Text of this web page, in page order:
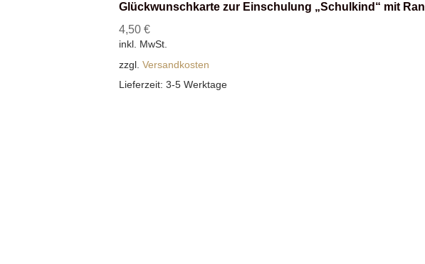
Glückwunschkarte zur Einschulung „Schulkind“ mit
4,50€
inkl. MwSt.
zzgl.Versandkosten
Lieferzeit:3-5 Werktage